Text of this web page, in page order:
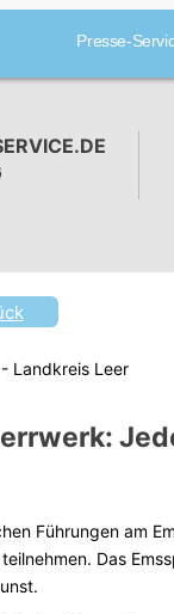
Presse-
Landkreis Leer
Führungen am
Das